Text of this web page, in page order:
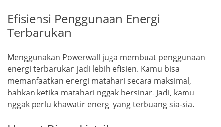
Efisiensi Penggunaan Energi
Terbarukan
Menggunakan Powerwall juga membuat penggunaan
energi terbarukan jadi lebih efisien. Kamu bisa
memanfaatkan energi matahari secara maksimal,
bahkan ketika matahari nggak bersinar. Jadi, kamu
nggak perlu khawatir energi yang terbuang sia-sia.